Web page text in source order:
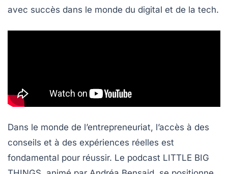
avec succès dans le monde du digital et de la tech.
Dans le monde de l’entrepreneuriat, l’accès à des
conseils et à des expériences réelles est
fondamental pour réussir. Le podcast LITTLE BIG